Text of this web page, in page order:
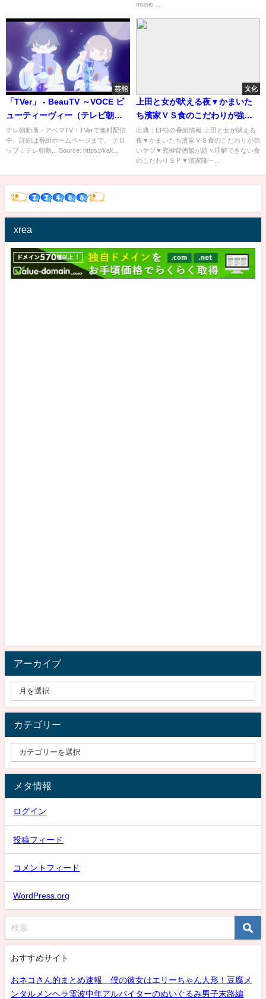
music ...
芸能
「TVer」 - BeauTV ～VOCE ビ
ューティーヴィー（テレビ朝
日）
テレ朝動画・アベマTV・TVerで無料配信
中。詳細は番組ホームページまで。 テロ
ップ：テレ朝動... Source: https://kak...
文化
上田と女が吠える夜▼かまいた
ち濱家ＶＳ食のこだわりが強い
ヤツ▼究極背徳飯が続々[字]…の
番組内容解析まとめ
出典：EPGの番組情報 上田と女が吠える
夜▼かまいたち濱家ＶＳ食のこだわりが強
いヤツ▼究極背徳飯が続々理解できない食
のこだわりＳＰ▼濱家隆一...
xrea
アーカイブ
カテゴリー
メタ情報
ログイン
投稿フィード
コメントフィード
WordPress.org
おすすめサイト
おネコさん的まとめ速報 僕の彼女はエリーちゃん人形！豆腐メ
ンタルメンヘラ電波中年アルバイターのぬいぐるみ男子末路編